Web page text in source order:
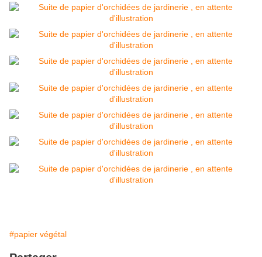
#papier végétal